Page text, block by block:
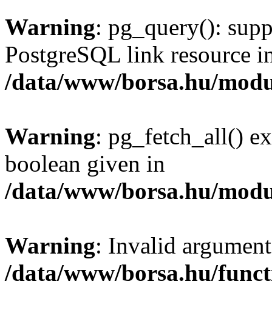
Warning: pg_query():
PostgreSQL link resource
/data/www/borsa.hu/
Warning: pg_fetch_all()
boolean given in
/data/www/borsa.hu/
Warning: Invalid
/data/www/borsa.hu/